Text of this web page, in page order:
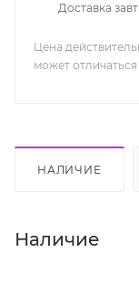
Доставка
Цена
может
НАЛИЧИЕ
Наличие